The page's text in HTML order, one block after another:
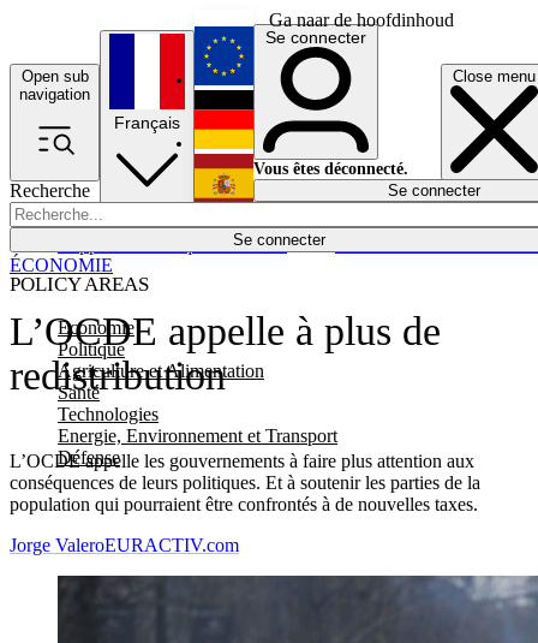
Ga naar de hoofdinhoud
Open sub
navigation
Close menu
Recherche
Se connecter
POLICY AREAS
Economie
Politique
Agriculture et Alimentation
Santé
Technologies
Energie, Environnement et Transport
Défense
Économie
Français
English
Deutsch
Español
Se connecter
Vous êtes déconnecté.
Se connecter
L’OCDE appelle à plus de
redistribution
L’OCDE appelle les gouvernements à faire plus attention aux
conséquences de leurs politiques. Et à soutenir les parties de la
population qui pourraient être confrontés à de nouvelles taxes.
ÉCONOMIE
Jorge ValeroEURACTIV.com